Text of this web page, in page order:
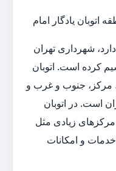
اتوبان یادگار امام
شهرداری تهران
کرده است. اتوبان
مرکز، جنوب و غرب و
است. در اتوبان
مرکزهای زیادی مثل
خدمات و امکانات